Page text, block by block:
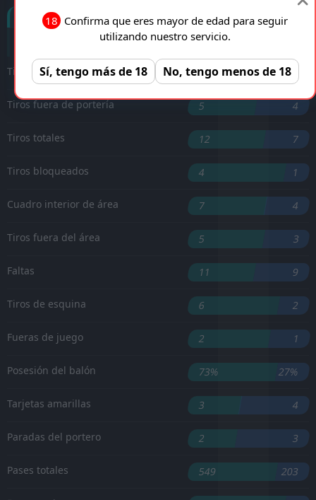
Goles
Tiros a puerta 3
Tiros fuera de portería 5 4
Tiros totales 12 7
Tiros bloqueados 4 1
Cuadro interior de área 7 4
Tiros fuera del área 5 3
Faltas 11 9
Tiros de esquina 6 2
Fueras de juego 2 1
Posesión del balón 73% 27%
Tarjetas amarillas 3 4
Paradas del portero 2 3
Pases totales 549 203
18 Confirma que eres mayor de edad para seguir
utilizando nuestro servicio.
Sí, tengo más de 18 No, tengo menos de 18